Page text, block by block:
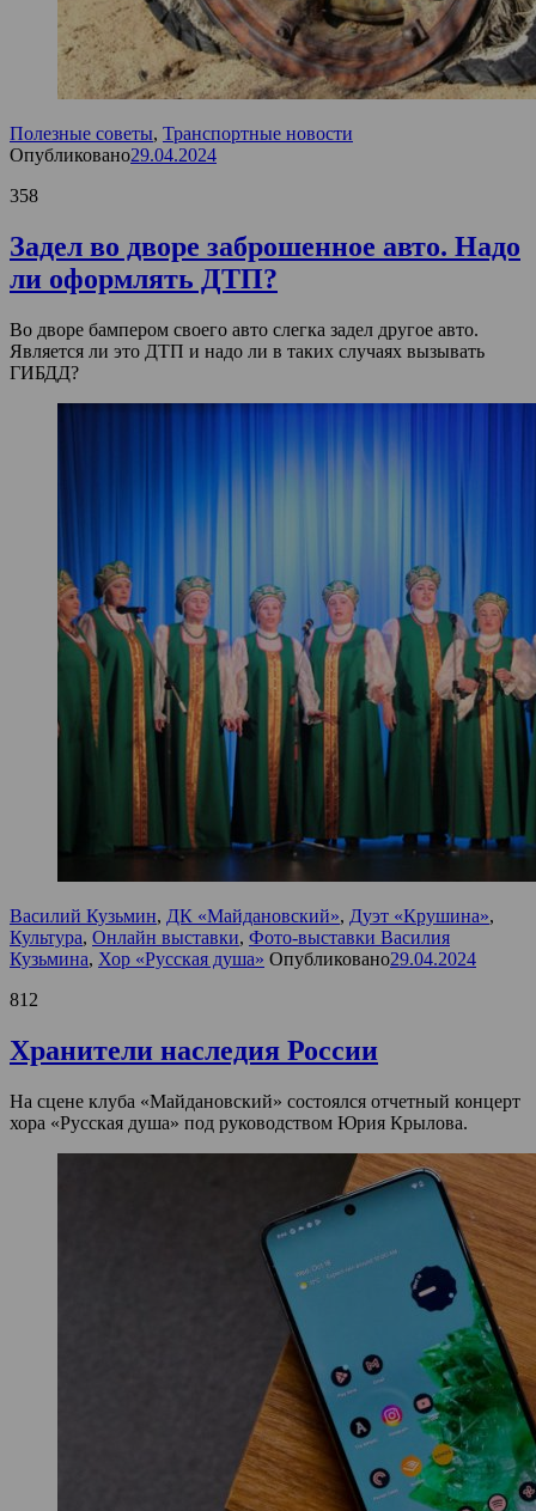
Полезные советы, Транспортные новости
Опубликовано29.04.2024
358
Задел во дворе заброшенное авто. Надо
ли оформлять ДТП?
Во дворе бампером своего авто слегка задел другое авто.
Является ли это ДТП и надо ли в таких случаях вызывать
ГИБДД?
Василий Кузьмин, ДК «Майдановский», Дуэт «Крушина»,
Культура, Онлайн выставки, Фото-выставки Василия
Кузьмина, Хор «Русская душа» Опубликовано29.04.2024
812
Хранители наследия России
На сцене клуба «Майдановский» состоялся отчетный концерт
хора «Русская душа» под руководством Юрия Крылова.